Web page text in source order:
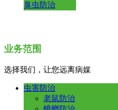
臭虫防治
业务范围
选择我们，让您远离病媒
虫害防治
老鼠防治